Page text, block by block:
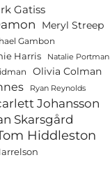
Gatiss
Meryl Streep
Gambon
Harris Natalie Portman
Olivia Colman
Ryan Reynolds
Johansson
Skarsgård
Hiddleston